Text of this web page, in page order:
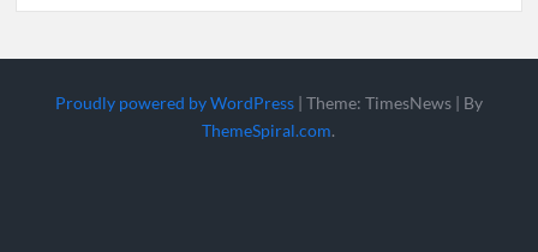
Proudly powered by WordPress | Theme: TimesNews | By
ThemeSpiral.com.